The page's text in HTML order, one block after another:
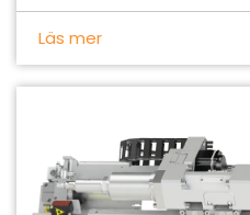
Läs mer